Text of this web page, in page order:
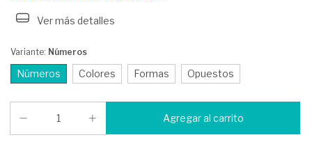
Ver más detalles
Variante: Números
Números Colores Formas Opuestos